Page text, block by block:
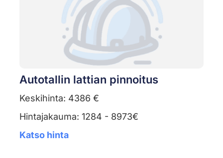
Autotallin lattian pinnoitus
Keskihinta: 4386 €
Hintajakauma: 1284 - 8973€
Katso hinta